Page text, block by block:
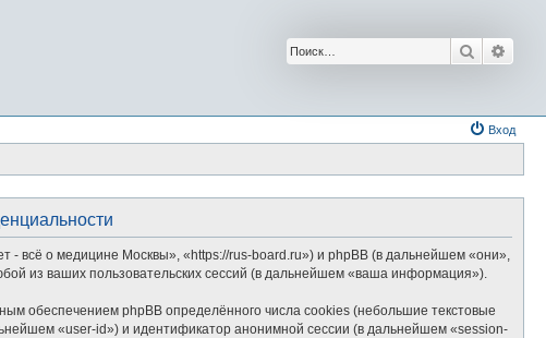
Поиск
Вход
всё о медицине Москвы», «https://rus-board.ru») и phpBB (в дальнейшем «они»,
из ваших пользовательских сессий (в дальнейшем «ваша информация»).
обеспечением phpBB определённого числа cookies (небольшие текстовые
«user-id») и идентификатор анонимной сессии (в дальнейшем «session-